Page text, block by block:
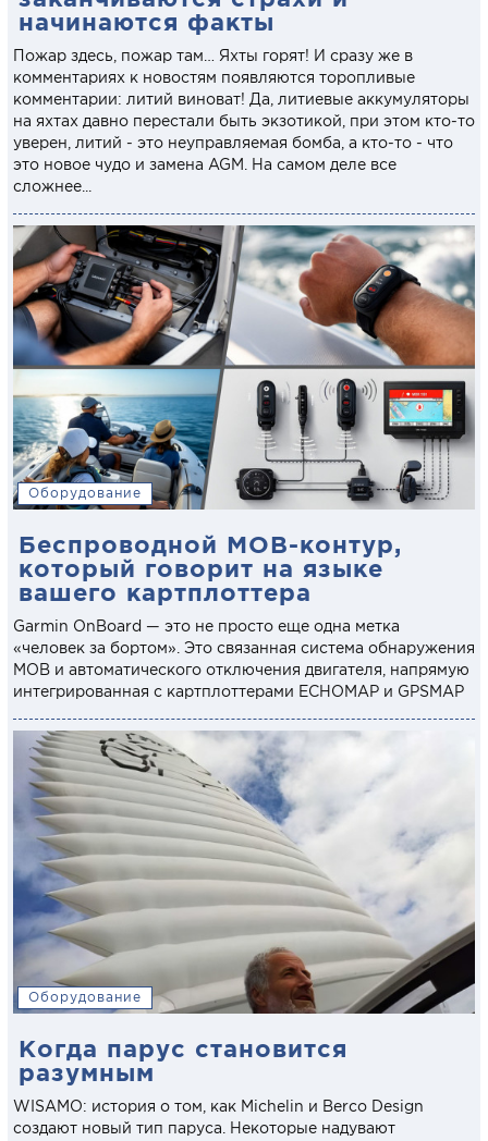
начинаются факты
Пожар здесь, пожар там… Яхты горят! И сразу же в
комментариях к новостям появляются торопливые
комментарии: литий виноват! Да, литиевые аккумуляторы
на яхтах давно перестали быть экзотикой, при этом кто-то
уверен, литий - это неуправляемая бомба, а кто-то - что
это новое чудо и замена AGM. На самом деле все
сложнее...
Оборудование
Беспроводной MOB-контур,
который говорит на языке
вашего картплоттера
Garmin OnBoard — это не просто еще одна метка
«человек за бортом». Это связанная система обнаружения
MOB и автоматического отключения двигателя, напрямую
интегрированная с картплоттерами ECHOMAP и GPSMAP
Оборудование
Когда парус становится
разумным
WISAMO: история о том, как Michelin и Berco Design
создают новый тип паруса. Некоторые надувают